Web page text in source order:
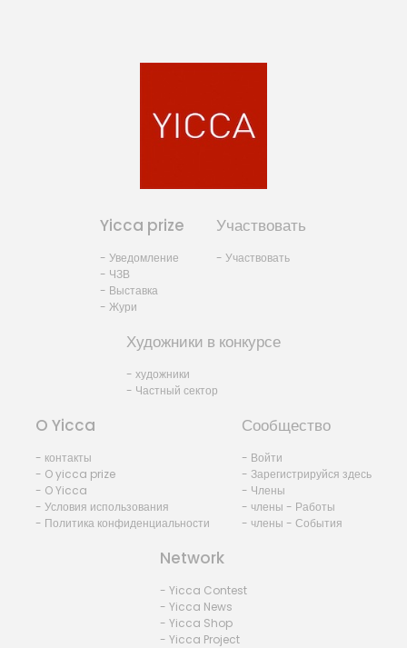
Yicca prize
- Уведомление
- ЧЗВ
- Выставка
- Жури
Участвовать
- Участвовать
Художники в конкурсе
- художники
- Частный сектор
O Yicca
- контакты
- O yicca prize
- O Yicca
- Условия использования
- Политика конфиденциальности
Сообщество
- Войти
- Зарегистрируйся здесь
- Члены
- члены - Работы
- члены - События
Network
- Yicca Contest
- Yicca News
- Yicca Shop
- Yicca Project